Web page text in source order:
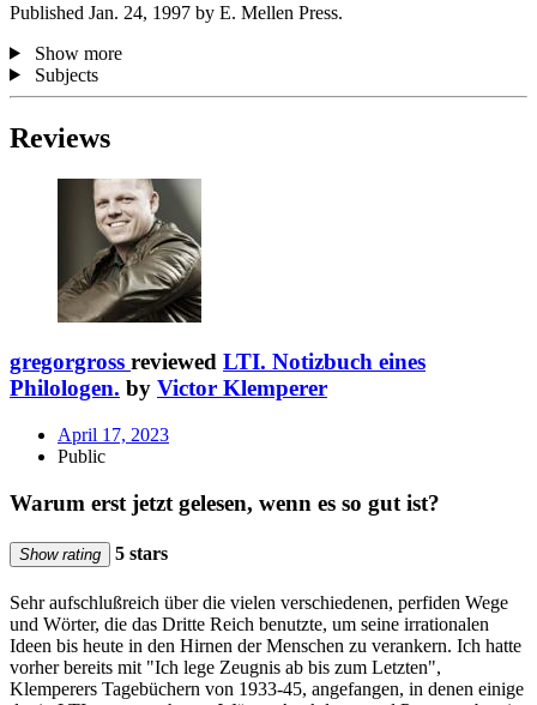
Published Jan. 24, 1997 by E. Mellen Press.
Show more
Subjects
Reviews
gregorgross reviewed LTI. Notizbuch eines
Philologen. by Victor Klemperer
April 17, 2023
Public
Warum erst jetzt gelesen, wenn es so gut ist?
Show rating 5 stars
Sehr aufschlußreich über die vielen verschiedenen, perfiden Wege
und Wörter, die das Dritte Reich benutzte, um seine irrationalen
Ideen bis heute in den Hirnen der Menschen zu verankern. Ich hatte
vorher bereits mit "Ich lege Zeugnis ab bis zum Letzten",
Klemperers Tagebüchern von 1933-45, angefangen, in denen einige